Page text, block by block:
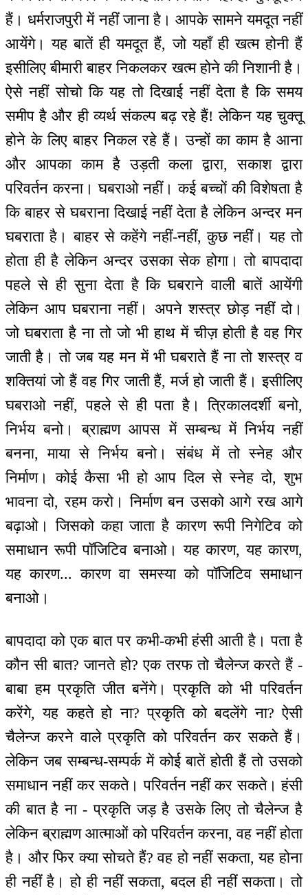
हैं। धर्मराजपुरी में नहीं जाना है। आपके सामने यमदूत नहीं
आयेंगे। यह बातें ही यमदूत हैं, जो यहाँ ही खत्म होनी हैं
इसीलिए बीमारी बाहर निकलकर खत्म होने की निशानी है।
ऐसे नहीं सोचो कि यह तो दिखाई नहीं देता है कि समय
समीप है और ही व्यर्थ संकल्प बढ़ रहे हैं! लेकिन यह चुक्तू
होने के लिए बाहर निकल रहे हैं। उन्हों का काम है आना
और आपका काम है उड़ती कला द्वारा, सकाश द्वारा
परिवर्तन करना। घबराओ नहीं। कई बच्चों की विशेषता है
कि बाहर से घबराना दिखाई नहीं देता है लेकिन अन्दर मन
घबराता है। बाहर से कहेंगे नहीं-नहीं, कुछ नहीं। यह तो
होता ही है लेकिन अन्दर उसका सेक होगा। तो बापदादा
पहले से ही सुना देता है कि घबराने वाली बातें आयेंगी
लेकिन आप घबराना नहीं। अपने शस्त्र छोड़ नहीं दो।
जो घबराता है ना तो जो भी हाथ में चीज़ होती है वह गिर
जाती है। तो जब यह मन में भी घबराते हैं ना तो शस्त्र व
शक्तियां जो हैं वह गिर जाती हैं, मर्ज हो जाती हैं। इसीलिए
घबराओ नहीं, पहले से ही पता है। त्रिकालदर्शी बनो,
निर्भय बनो। ब्राह्मण आपस में सम्बन्ध में निर्भय नहीं
बनना, माया से निर्भय बनो। संबंध में तो स्नेह और
निर्माण। कोई कैसा भी हो आप दिल से स्नेह दो, शुभ
भावना दो, रहम करो। निर्माण बन उसको आगे रख आगे
बढ़ाओ। जिसको कहा जाता है कारण रूपी निगेटिव को
समाधान रूपी पॉजिटिव बनाओ। यह कारण, यह कारण,
यह कारण... कारण वा समस्या को पॉजिटिव समाधान
बनाओ।
बापदादा को एक बात पर कभी-कभी हंसी आती है। पता है
कौन सी बात? जानते हो? एक तरफ तो चैलेन्ज करते हैं -
बाबा हम प्रकृति जीत बनेंगे। प्रकृति को भी परिवर्तन
करेंगे, यह कहते हो ना? प्रकृति को बदलेंगे ना? ऐसी
चैलेन्ज करने वाले प्रकृति को परिवर्तन कर सकते हैं।
लेकिन जब सम्बन्ध-सम्पर्क में कोई बातें होती हैं तो उसको
समाधान नहीं कर सकते। परिवर्तन नहीं कर सकते। हंसी
की बात है ना - प्रकृति जड़ है उसके लिए तो चैलेन्ज है
लेकिन ब्राह्मण आत्माओं को परिवर्तन करना, वह नहीं होता
है। और फिर क्या सोचते हैं? वह हो नहीं सकता, यह होना
ही नहीं है। हो ही नहीं सकता, बदल ही नहीं सकता। तो